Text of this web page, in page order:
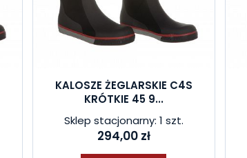
KALOSZE ŻEGLARSKIE C4S
KRÓTKIE 45 9...
Sklep stacjonarny: 1 szt.
294,00 zł